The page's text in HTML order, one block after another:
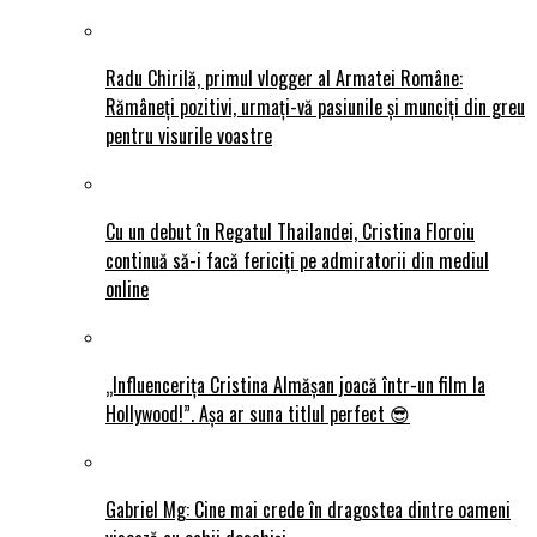
Radu Chirilă, primul vlogger al Armatei Române:
Rămâneți pozitivi, urmați-vă pasiunile și munciți din greu
pentru visurile voastre
Cu un debut în Regatul Thailandei, Cristina Floroiu
continuă să-i facă fericiți pe admiratorii din mediul
online
„Influencerița Cristina Almășan joacă într-un film la
Hollywood!”. Așa ar suna titlul perfect 😎
Gabriel Mg: Cine mai crede în dragostea dintre oameni